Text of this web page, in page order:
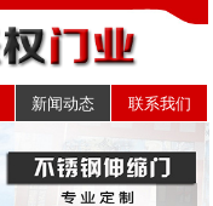
新闻动态 联系我们